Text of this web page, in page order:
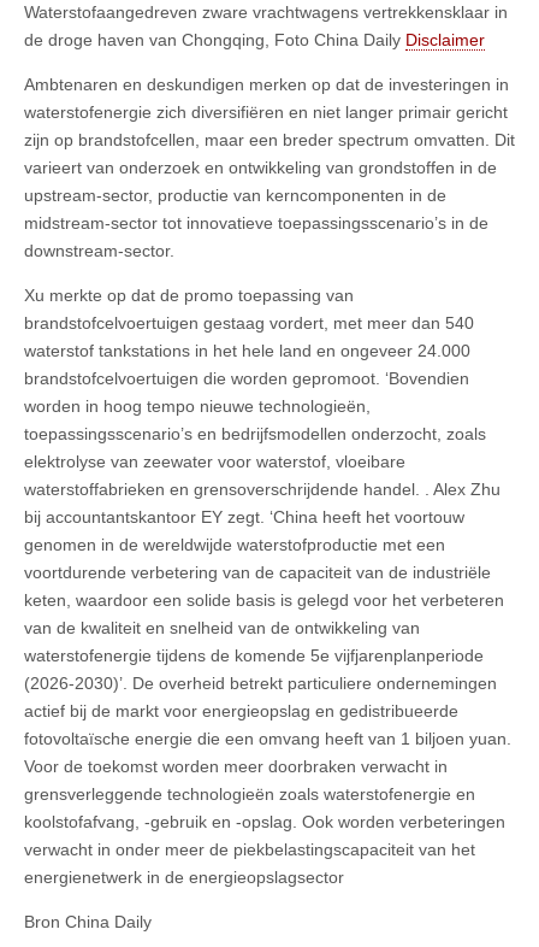
Waterstofaangedreven zware vrachtwagens vertrekkensklaar in
de droge haven van Chongqing, Foto China Daily Disclaimer
Ambtenaren en deskundigen merken op dat de investeringen in
waterstofenergie zich diversifiëren en niet langer primair gericht
zijn op brandstofcellen, maar een breder spectrum omvatten. Dit
varieert van onderzoek en ontwikkeling van grondstoffen in de
upstream-sector, productie van kerncomponenten in de
midstream-sector tot innovatieve toepassingsscenario’s in de
downstream-sector.
Xu merkte op dat de promo toepassing van
brandstofcelvoertuigen gestaag vordert, met meer dan 540
waterstof tankstations in het hele land en ongeveer 24.000
brandstofcelvoertuigen die worden gepromoot. ‘Bovendien
worden in hoog tempo nieuwe technologieën,
toepassingsscenario’s en bedrijfsmodellen onderzocht, zoals
elektrolyse van zeewater voor waterstof, vloeibare
waterstoffabrieken en grensoverschrijdende handel. . Alex Zhu
bij accountantskantoor EY zegt. ‘China heeft het voortouw
genomen in de wereldwijde waterstofproductie met een
voortdurende verbetering van de capaciteit van de industriële
keten, waardoor een solide basis is gelegd voor het verbeteren
van de kwaliteit en snelheid van de ontwikkeling van
waterstofenergie tijdens de komende 5e vijfjarenplanperiode
(2026-2030)’. De overheid betrekt particuliere ondernemingen
actief bij de markt voor energieopslag en gedistribueerde
fotovoltaïsche energie die een omvang heeft van 1 biljoen yuan.
Voor de toekomst worden meer doorbraken verwacht in
grensverleggende technologieën zoals waterstofenergie en
koolstofafvang, -gebruik en -opslag. Ook worden verbeteringen
verwacht in onder meer de piekbelastingscapaciteit van het
energienetwerk in de energieopslagsector
Bron China Daily